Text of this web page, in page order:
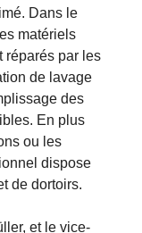
Dans le
matériels
réparés par les
de lavage
des
En plus
ou les
dispose
de dortoirs.
et le vice-